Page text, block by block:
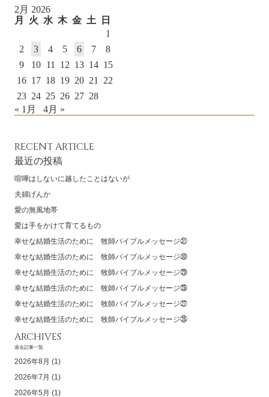
2月 2026
月
火 水 木 金 土
日
1
2
3 4 5 6 7
8
9
10 11 12 13 14 15
16 17 18 19 20 21
22
23 24 25 26 27 28
« 1月
4月 »
RECENT ARTICLE
最近の投稿
喧嘩はしないに越したことはないが
夫婦げんか
愛の無風地帯
愛は手をかけて育てるもの
幸せな結婚生活のために 牧師バイブルメッセージ㉛
幸せな結婚生活のために 牧師バイブルメッセージ㉚
幸せな結婚生活のために 牧師バイブルメッセージ㉙
幸せな結婚生活のために 牧師バイブルメッセージ㉘
幸せな結婚生活のために 牧師バイブルメッセージ㉗
幸せな結婚生活のために 牧師バイブルメッセージ㉖
ARCHIVES
過去記事一覧
2026年8月 (1)
2026年7月 (1)
2026年5月 (1)